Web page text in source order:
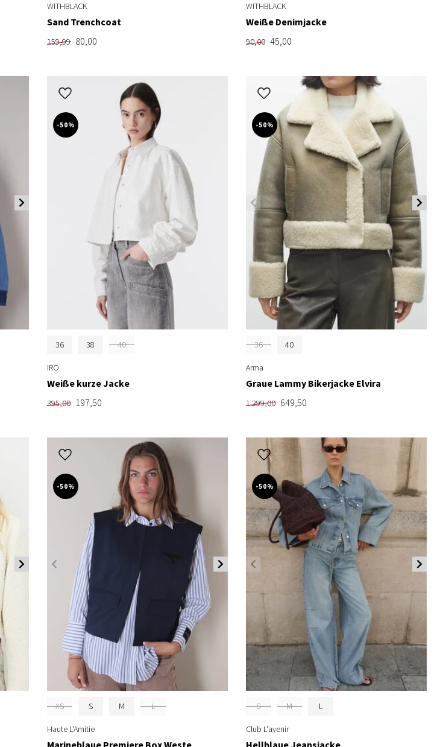
WITHBLACK
Sand Trenchcoat
159,99 80,00
WITHBLACK
Weiße Denimjacke
90,00 45,00
-50%
36 38 40
IRO
Weiße kurze Jacke
395,00 197,50
-50%
36 40
Arma
Graue Lammy Bikerjacke Elvira
1.299,00 649,50
-50%
XS S M L
Haute L'Amitie
Marineblaue Premiere Box Weste
-50%
S M L
Club L'avenir
Hellblaue Jeansjacke